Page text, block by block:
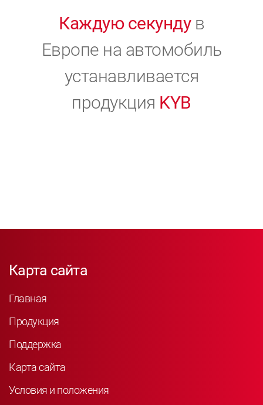
Каждую секундув
Европе на автомобиль
устанавливается
продукция KYB
Карта сайта
Главная
Продукция
Поддержка
Карта сайта
Условия и положения